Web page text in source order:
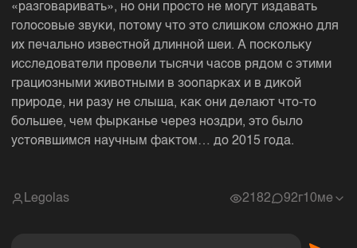
«разговаривать», но они просто не могут издавать
голосовые звуки, потому что это слишком сложно для
их печально известной длинной шеи. А поскольку
исследователи провели тысячи часов рядом с этими
грациозными животными в зоопарках и в дикой
природе, ни разу не слыша, как они делают что-то
большее, чем фырканье через ноздри, это было
устоявшимся научным фактом… до 2015 года.
Legolas 2182 92г10ме